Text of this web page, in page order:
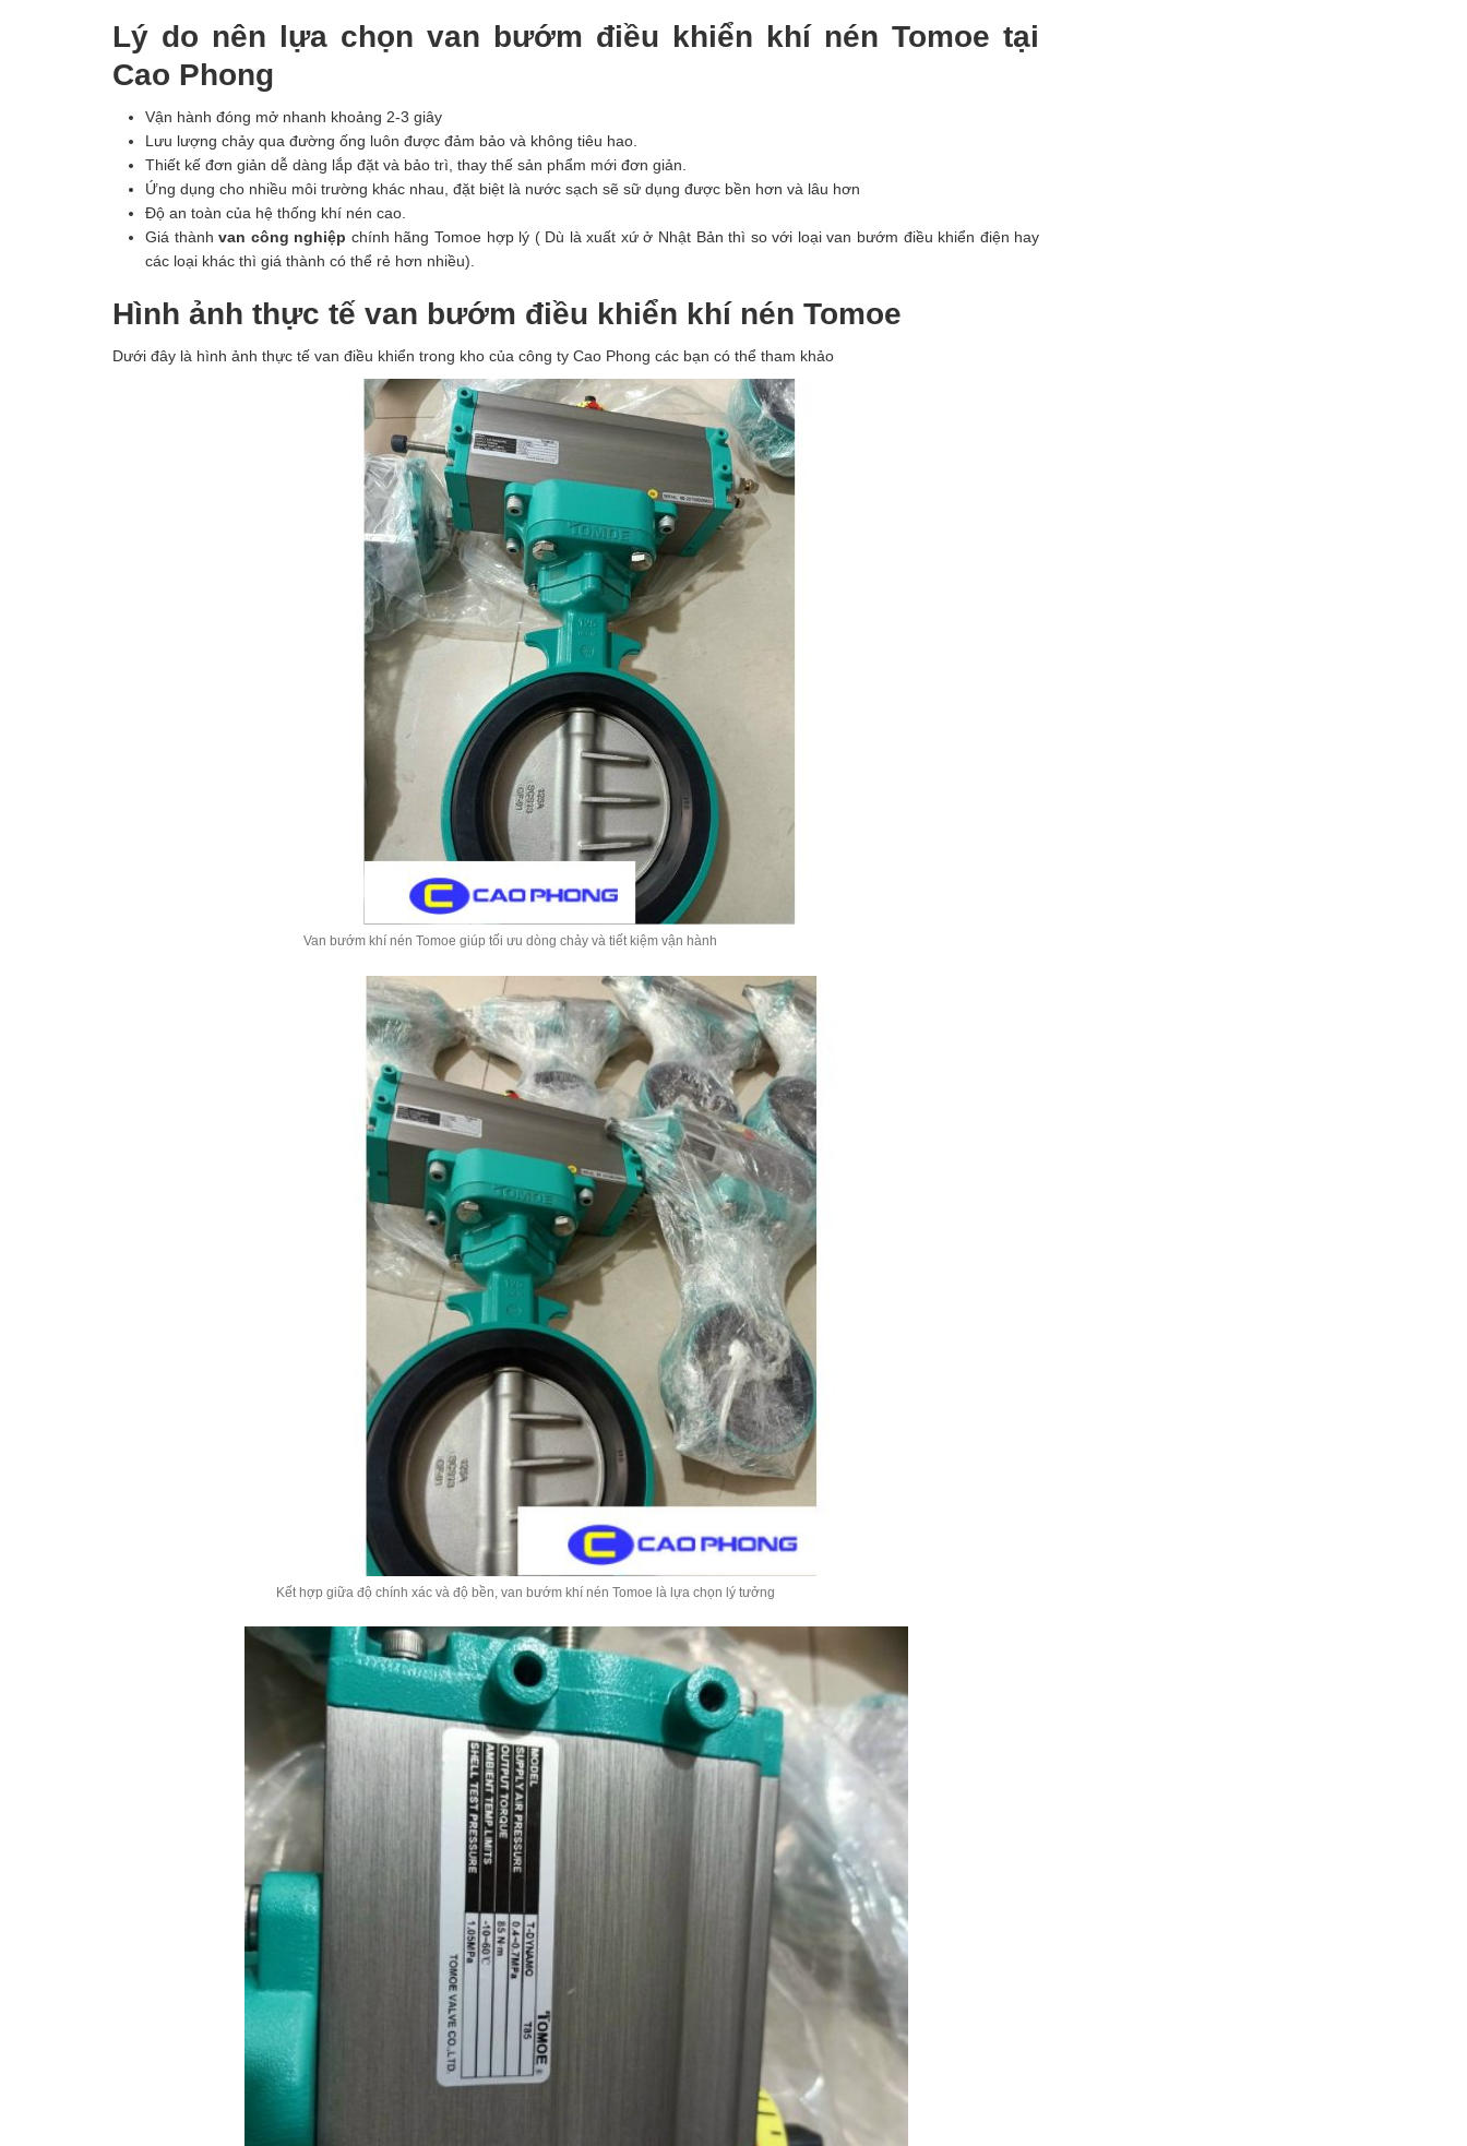
Lý do nên lựa chọn van bướm điều khiển khí nén Tomoe tại
Cao Phong
Vận hành đóng mở nhanh khoảng 2-3 giây
Lưu lượng chảy qua đường ống luôn được đảm bảo và không tiêu hao.
Thiết kế đơn giản dễ dàng lắp đặt và bảo trì, thay thế sản phẩm mới đơn giản.
Ứng dụng cho nhiều môi trường khác nhau, đặt biệt là nước sạch sẽ sữ dụng được bền hơn và lâu hơn
Độ an toàn của hệ thống khí nén cao.
Giá thànhvan công nghiệp chính hãng Tomoe hợp lý ( Dù là xuất xứ ở Nhật Bản thì so với loại van bướm điều khiển điện hay
các loại khác thì giá thành có thể rẻ hơn nhiều).
Hình ảnh thực tế van bướm điều khiển khí nén Tomoe
Dưới đây là hình ảnh thực tế van điều khiển trong kho của công ty Cao Phong các bạn có thể tham khảo
Van bướm khí nén Tomoe giúp tối ưu dòng chảy và tiết kiệm vận hành
Kết hợp giữa độ chính xác và độ bền, van bướm khí nén Tomoe là lựa chọn lý tưởng